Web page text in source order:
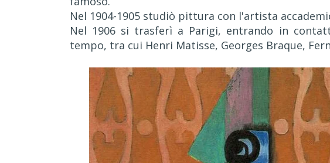
Nel 1904-1905 studiò pittura con l'artista
Nel 1906 si trasferì a Parigi, entrando in
tempo, tra cui Henri Matisse, Georges Braque,